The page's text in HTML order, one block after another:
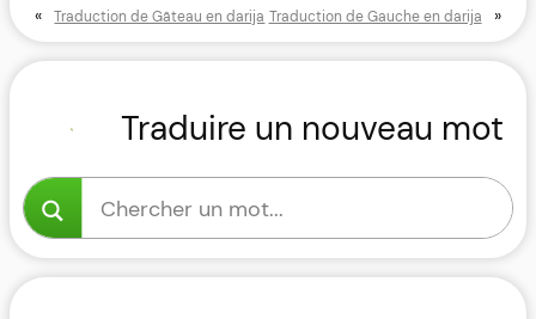
« Traduction de Gâteau en darija Traduction de Gauche en darija »
Traduire un nouveau mot